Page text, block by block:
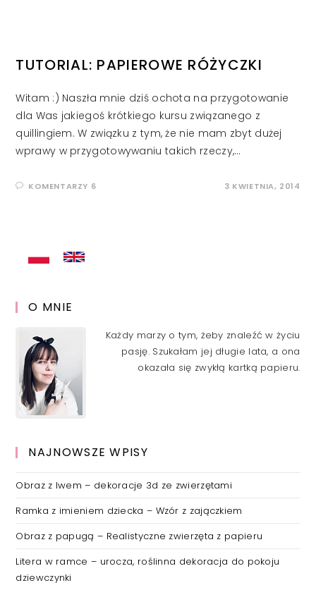
TUTORIAL: PAPIEROWE RÓŻYCZKI
Witam :) Naszła mnie dziś ochota na przygotowanie
dla Was jakiegoś krótkiego kursu związanego z
quillingiem. W związku z tym, że nie mam zbyt dużej
wprawy w przygotowywaniu takich rzeczy,…
KOMENTARZY 6 3 KWIETNIA, 2014
O MNIE
Każdy marzy o tym, żeby znaleźć w życiu
pasję. Szukałam jej długie lata, a ona
okazała się zwykłą kartką papieru.
NAJNOWSZE WPISY
Obraz z lwem – dekoracje 3d ze zwierzętami
Ramka z imieniem dziecka – Wzór z zajączkiem
Obraz z papugą – Realistyczne zwierzęta z papieru
Litera w ramce – urocza, roślinna dekoracja do pokoju
dziewczynki